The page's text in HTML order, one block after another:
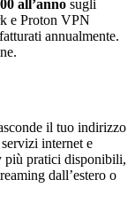
all’anno sugli
e Proton VPN
annualmente.
il tuo indirizzo
internet e
più pratici disponibili,
dall’estero o